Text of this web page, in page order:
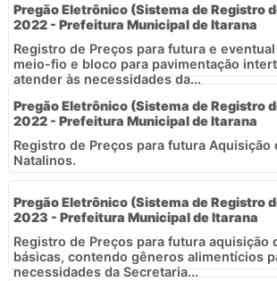
Pregão Eletrônico (Sistema de Registro
2022 - Prefeitura Municipal de Itarana
Registro de Preços para futura e
meio-fio e bloco para pavimentação
atender às necessidades da...
Pregão Eletrônico (Sistema de Registro
2022 - Prefeitura Municipal de Itarana
Registro de Preços para futura Aquisição
Natalinos.
Pregão Eletrônico (Sistema de Registro
2023 - Prefeitura Municipal de Itarana
Registro de Preços para futura aquisição
básicas, contendo gêneros alimentícios
necessidades da Secretaria...